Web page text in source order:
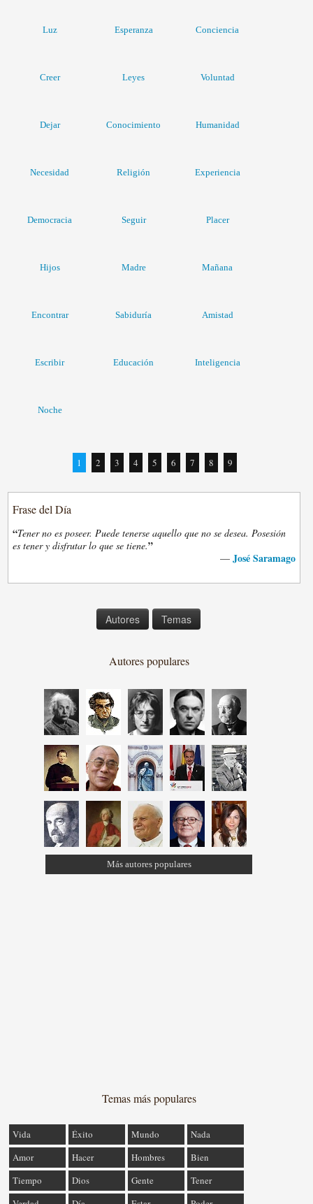
Luz Esperanza Conciencia
Creer Leyes Voluntad
Dejar Conocimiento Humanidad
Necesidad Religión Experiencia
Democracia Seguir Placer
Hijos Madre Mañana
Encontrar Sabiduría Amistad
Escribir Educación Inteligencia
Noche
1 2 3 4 5 6 7 8 9
Frase del Día
“Tener no es poseer. Puede tenerse aquello que no se desea. Posesión
es tener y disfrutar lo que se tiene.”
— José Saramago
Autores Temas
Autores populares
Más autores populares
Temas más populares
Vida Éxito Mundo
Nada
Amor
Hacer Hombres
Bien
Tiempo
Dios Gente
Tener